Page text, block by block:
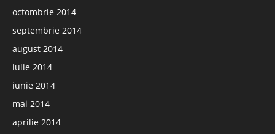
octombrie 2014
septembrie 2014
august 2014
iulie 2014
iunie 2014
mai 2014
aprilie 2014